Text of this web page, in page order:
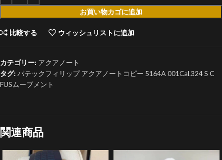
お買い物カゴに追加
比較する ウィッシュリストに追加
カテゴリー: アクアノート
タグ: パテックフィリップ アクアノートコピー 5164A 001Cal.324 S C
FUSムーブメント
関連商品